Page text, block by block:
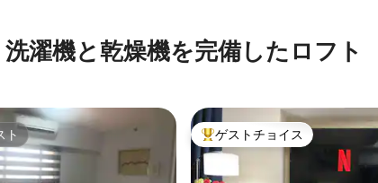
つ星の平均評価
洗濯機と乾燥機を完備したロフト
ト 大好評のゲストチョイスです。
ゲストチョイス